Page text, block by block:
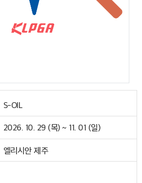
S-OIL
2026. 10. 29 (목) ~ 11. 01 (일)
엘리시안 제주